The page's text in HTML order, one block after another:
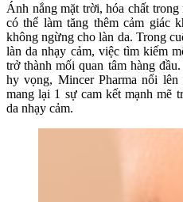
Ánh nắng mặt trời, hóa chất
có thể làm tăng thêm cảm giác
không ngừng cho làn da. Trong
làn da nhạy cảm, việc tìm kiếm
trở thành mối quan tâm hàng
hy vọng, Mincer Pharma nổi
mang lại 1 sự cam kết mạnh mẽ
da nhạy cảm.